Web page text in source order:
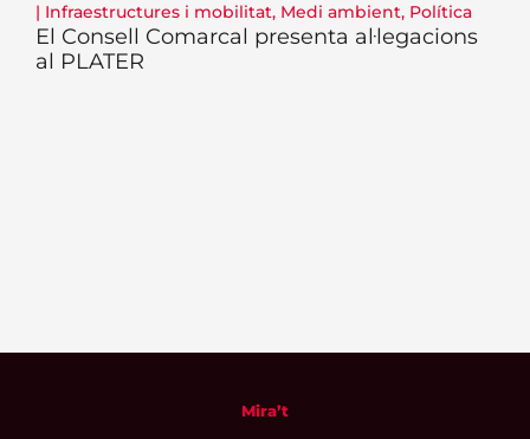
| Infraestructures i mobilitat, Medi ambient, Política
El Consell Comarcal presenta al·legacions
al PLATER
Mira’t